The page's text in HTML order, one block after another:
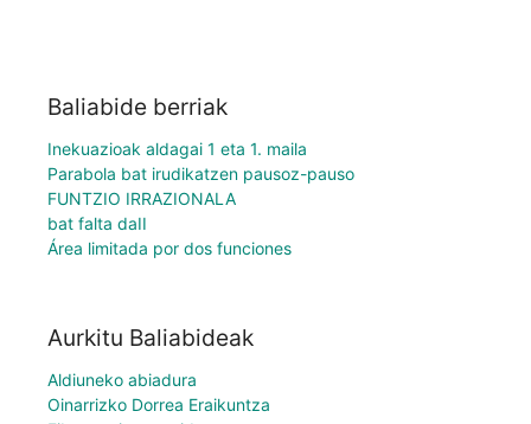
Baliabide berriak
Inekuazioak aldagai 1 eta 1. maila
Parabola bat irudikatzen pausoz-pauso
FUNTZIO IRRAZIONALA
bat falta daII
Área limitada por dos funciones
Aurkitu Baliabideak
Aldiuneko abiadura
Oinarrizko Dorrea Eraikuntza